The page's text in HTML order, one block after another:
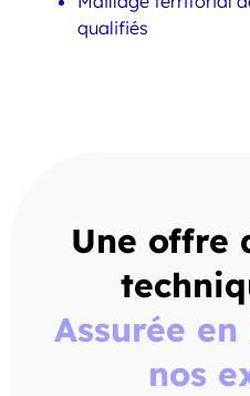
qualifiés
Une offre
Assurée
nos